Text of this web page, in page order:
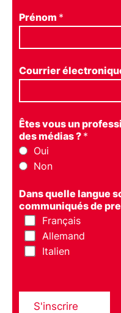
Prénom *
Courrier
Êtes vous un
des médias ? *
Oui
Non
Dans quelle langue
communiqués de
Français
Allemand
Italien
S'inscrire